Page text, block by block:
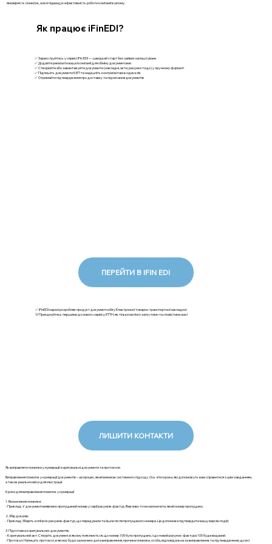
ймовірність помилок, але й підвищує ефективність роботи компанії в цілому.
✅ Зареєструйтесь у сервісі iFin EDI — швидкий старт без зайвих налаштувань
✅ Додайте реквізити вашої компанії для обміну документами
✅ Створюйте або завантажуйте документи (накладні, акти, рахунки тощо) у зручному форматі
✅ Підпишіть документи КЕП та надішліть контрагентам в один клік
✅ Отримайте підтвердження про доставку та підписання документів
ПЕРЕЙТИ В IFIN EDI
Як працює iFinEDI?
✅ iFinEDI наразі розробляє продукт документообігу Електронної товарно-транспортної накладної.
💡Приєднуйтесь першими до нового сервісу ЕТТН: як тільки ми його запустимо та сповістимо вас!
ЛИШИТИ КОНТАКТИ
Як виправляти помилки у нумерації: коригувальні документи та протоколи
Виправлення помилок у нумерації документів – це процес, який вимагає системного підходу. Ось чіткі кроки, які допоможуть вам справитися з цим завданням,
а також реальні кейси для ілюстрації.
Кроки для виправлення помилок у нумерації
1. Визначення помилки:
- Приклад: У документі виявлено пропущений номер у серії рахунків-фактур. Важливо точно визначити, який номер пропущено.
2. Збір доказів:
- Приклад: Зберіть копії всіх рахунків-фактур, що передували та йшли після пропущеного номера. Це допоможе підтвердити вашу версію подій.
3. Підготовка коригувальних документів:
- Коригувальний акт: Створіть документ, в якому пояснюється, що номер 105 було пропущено, і що новий рахунок-фактура 105 буде виданий.
- Протокол: Напишіть протокол, в якому буде зазначено дата виправлення, причина помилки, особа, відповідальна за виправлення, та підтвердження, що всі